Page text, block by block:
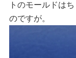
トのモールドは
のですが。